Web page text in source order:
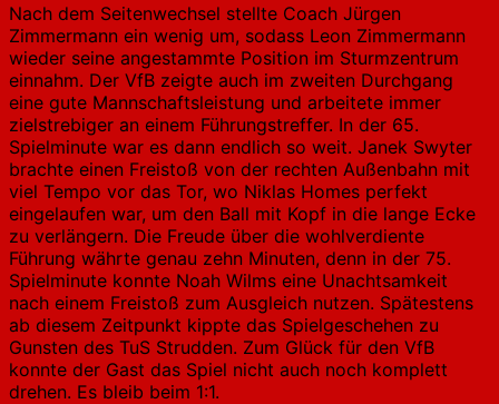
Nach dem Seitenwechsel stellte Coach Jürgen
Zimmermann ein wenig um, sodass Leon Zimmermann
wieder seine angestammte Position im Sturmzentrum
einnahm. Der VfB zeigte auch im zweiten Durchgang
eine gute Mannschaftsleistung und arbeitete immer
zielstrebiger an einem Führungstreffer. In der 65.
Spielminute war es dann endlich so weit. Janek Swyter
brachte einen Freistoß von der rechten Außenbahn mit
viel Tempo vor das Tor, wo Niklas Homes perfekt
eingelaufen war, um den Ball mit Kopf in die lange Ecke
zu verlängern. Die Freude über die wohlverdiente
Führung währte genau zehn Minuten, denn in der 75.
Spielminute konnte Noah Wilms eine Unachtsamkeit
nach einem Freistoß zum Ausgleich nutzen. Spätestens
ab diesem Zeitpunkt kippte das Spielgeschehen zu
Gunsten des TuS Strudden. Zum Glück für den VfB
konnte der Gast das Spiel nicht auch noch komplett
drehen. Es bleib beim 1:1.